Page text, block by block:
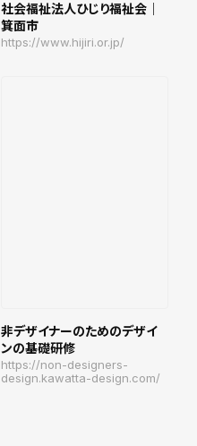
社会福祉法人ひじり福祉会｜
箕面市
https://www.hijiri.or.jp/
非デザイナーのためのデザイ
ンの基礎研修
https://non-designers-
design.kawatta-design.com/